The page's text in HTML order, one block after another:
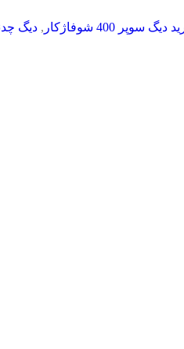
دیگ سوپر 400 شوفاژکار , دیگ چدنی سوپر